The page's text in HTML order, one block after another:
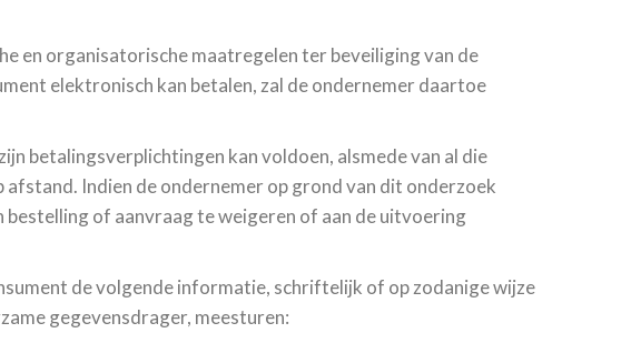
en organisatorische maatregelen ter beveiliging van de
elektronisch kan betalen, zal de ondernemer daartoe
betalingsverplichtingen kan voldoen, alsmede van al die
Indien de ondernemer op grond van dit onderzoek
of aanvraag te weigeren of aan de uitvoering
de volgende informatie, schriftelijk of op zodanige wijze
gegevensdrager, meesturen: